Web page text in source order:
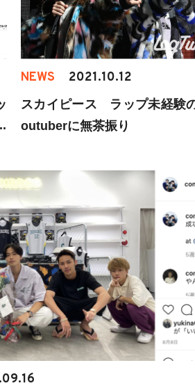
NEWS 2021.10.12
スカイピース ラップ未経験
outuberに無茶振り